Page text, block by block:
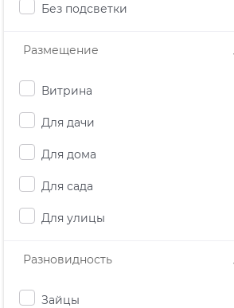
Без подсветки
Размещение
Витрина
Для дачи
Для дома
Для сада
Для улицы
Разновидность
Зайцы